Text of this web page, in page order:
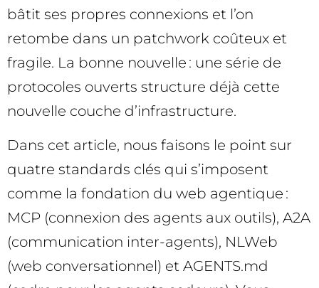
bâtit ses propres connexions et l’on
retombe dans un patchwork coûteux et
fragile. La bonne nouvelle : une série de
protocoles ouverts structure déjà cette
nouvelle couche d’infrastructure.
Dans cet article, nous faisons le point sur
quatre standards clés qui s’imposent
comme la fondation du web agentique :
MCP (connexion des agents aux outils), A2A
(communication inter-agents), NLWeb
(web conversationnel) et AGENTS.md